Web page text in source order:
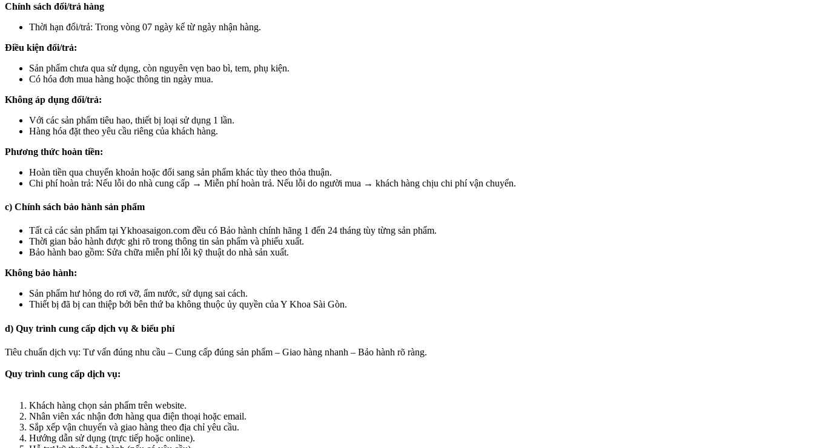
Chính sách đổi/trả hàng
Thời hạn đổi/trả: Trong vòng 07 ngày kể từ ngày nhận hàng.
Điều kiện đổi/trả:
Sản phẩm chưa qua sử dụng, còn nguyên vẹn bao bì, tem, phụ kiện.
Có hóa đơn mua hàng hoặc thông tin ngày mua.
Không áp dụng đổi/trả:
Với các sản phẩm tiêu hao, thiết bị loại sử dụng 1 lần.
Hàng hóa đặt theo yêu cầu riêng của khách hàng.
Phương thức hoàn tiền:
Hoàn tiền qua chuyển khoản hoặc đổi sang sản phẩm khác tùy theo thỏa thuận.
Chi phí hoàn trả: Nếu lỗi do nhà cung cấp → Miễn phí hoàn trả. Nếu lỗi do người mua → khách hàng chịu chi phí vận chuyển.
c) Chính sách bảo hành sản phẩm
Tất cả các sản phẩm tại Ykhoasaigon.com đều có Bảo hành chính hãng 1 đến 24 tháng tùy từng sản phẩm.
Thời gian bảo hành được ghi rõ trong thông tin sản phẩm và phiếu xuất.
Bảo hành bao gồm: Sửa chữa miễn phí lỗi kỹ thuật do nhà sản xuất.
Không bảo hành:
Sản phẩm hư hỏng do rơi vỡ, ẩm nước, sử dụng sai cách.
Thiết bị đã bị can thiệp bởi bên thứ ba không thuộc ủy quyền của Y Khoa Sài Gòn.
d) Quy trình cung cấp dịch vụ & biểu phí
Tiêu chuẩn dịch vụ: Tư vấn đúng nhu cầu – Cung cấp đúng sản phẩm – Giao hàng nhanh – Bảo hành rõ ràng.
Quy trình cung cấp dịch vụ:
Khách hàng chọn sản phẩm trên website.
Nhân viên xác nhận đơn hàng qua điện thoại hoặc email.
Sắp xếp vận chuyển và giao hàng theo địa chỉ yêu cầu.
Hướng dẫn sử dụng (trực tiếp hoặc online).